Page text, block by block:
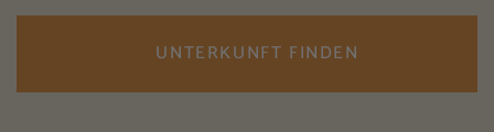
UNTERKUNFT FINDEN